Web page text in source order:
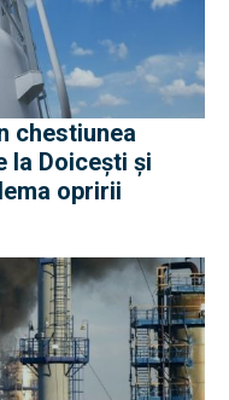
chestiunea
la Doicești și
opririi